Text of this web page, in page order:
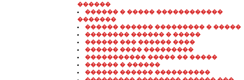
������
������ � ����� ������������
�������
������ ������ ��������� � �����
�������� ������ � �����
������ ��� ������ ����
������ ���� ���������
����������� ����� �� �����
������ � ������
������ ������ ����������